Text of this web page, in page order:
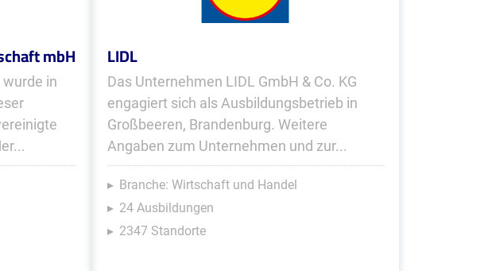
mbH
in
LIDL
Das Unternehmen LIDL GmbH & Co. KG
engagiert sich als Ausbildungsbetrieb in
Großbeeren, Brandenburg. Weitere
Angaben zum Unternehmen und zur...
Branche: Wirtschaft und Handel
24 Ausbildungen
2347 Standorte